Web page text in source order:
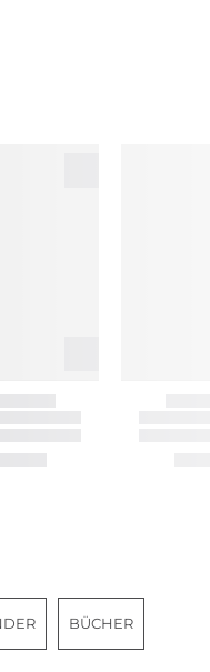
BÜCHER